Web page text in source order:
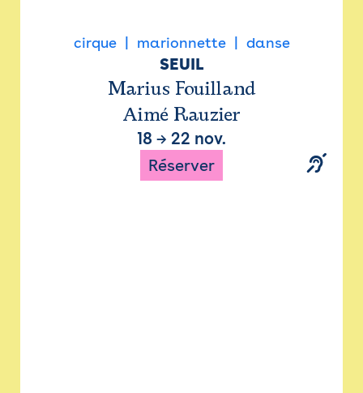
cirque marionnette danse
SEUIL
Marius Fouilland
Aimé Rauzier
18 → 22 nov.
Réserver